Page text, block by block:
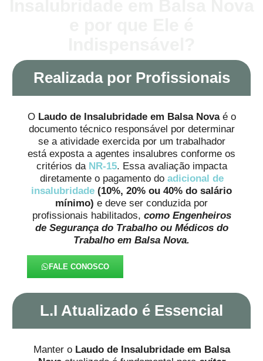
Realizada por Profissionais
O Laudo de Insalubridade em Balsa Novaé o
documento técnico responsável por determinar
se a atividade exercida por um trabalhador
está exposta a agentes insalubres conforme os
critérios da NR-15. Essa avaliação impacta
diretamente o pagamento do adicional de
insalubridade (10%, 20% ou 40% do salário
mínimo) e deve ser conduzida por
profissionais habilitados, como Engenheiros
de Segurança do Trabalho ou Médicos do
Trabalho em Balsa Nova.
FALE CONOSCO
L.I Atualizado é Essencial
Manter o Laudo de Insalubridade em Balsa